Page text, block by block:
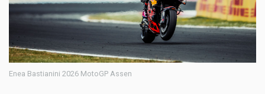
Enea Bastianini 2026 MotoGP Assen